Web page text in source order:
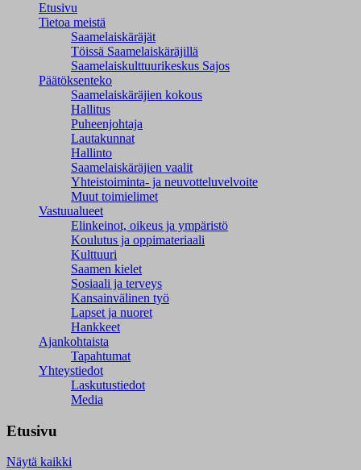
Etusivu
Tietoa meistä
Saamelaiskäräjät
Töissä Saamelaiskäräjillä
Saamelaiskulttuuri­keskus Sajos
Päätöksenteko
Saamelaiskäräjien kokous
Hallitus
Puheenjohtaja
Lautakunnat
Hallinto
Saamelaiskäräjien vaalit
Yhteistoiminta- ja neuvotteluvelvoite
Muut toimielimet
Vastuualueet
Elinkeinot, oikeus ja ympäristö
Koulutus ja oppimateriaali
Kulttuuri
Saamen kielet
Sosiaali ja terveys
Kansainvälinen työ
Lapset ja nuoret
Hankkeet
Ajankohtaista
Tapahtumat
Yhteystiedot
Laskutustiedot
Media
Etusivu
Näytä kaikki